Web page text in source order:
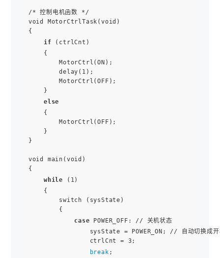
/* 控制电机函数 */
void MotorCtrlTask(void)
{
if (ctrlCnt)
{
MotorCtrl(ON);
delay(1);
MotorCtrl(OFF);
}
else
{
MotorCtrl(OFF);
}
}
void main(void)
{
while (1)
{
switch (sysState)
{
case POWER_OFF: // 关机状态
sysState = POWER_ON; // 自动切换成开
ctrlCnt = 3;
break ;